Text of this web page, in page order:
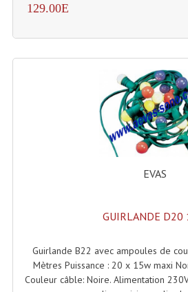
Tables De
Controleurs DJ USB
Consoles Sono Et
Consoles
Consoles
Changeurs De
Déco Light
129.00E
EVAS
GUIRLANDE D20
Guirlande B22 avec ampoules de
Mètres Puissance : 20 x 15w maxi
Couleur câble: Noire. Alimentation